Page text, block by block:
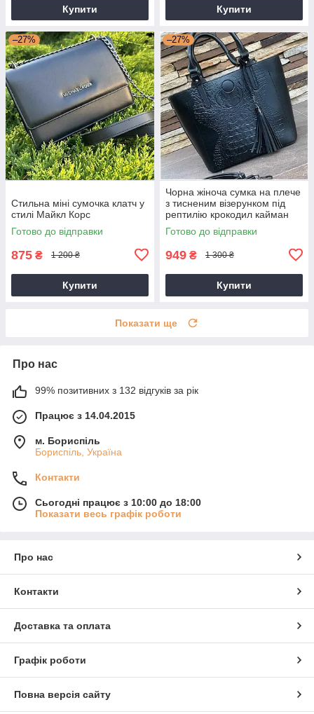
Купити Купити
–27%
Стильна міні сумочка клатч у
стилі Майкл Корс
Готово до відправки
875 ₴ 1 200 ₴
Купити
–27%
Чорна жіноча сумка на плече
з тисненим візерунком під
рептилію крокодил кайман
Готово до відправки
949 ₴ 1 300 ₴
Купити
Показати ще
Про нас
99% позитивних з 132 відгуків за рік
Працює з 14.04.2015
м. Бориспіль
Бориспіль, Україна
Контакти
Сьогодні працює з 10:00 до 18:00
Показати весь графік роботи
Про нас
Контакти
Доставка та оплата
Графік роботи
Повна версія сайту